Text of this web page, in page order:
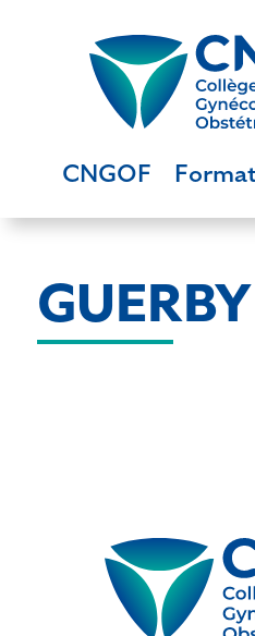
CNGOF